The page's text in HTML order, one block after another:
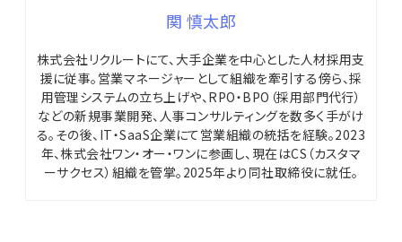
関 慎太郎
株式会社リクルートにて、大手企業を中心とした人材採用支
援に従事。営業マネージャーとして組織を牽引する傍ら、採
用管理システムの立ち上げや、RPO・BPO（採用部門代行）
などの新規事業開発、人事コンサルティングを数多く手がけ
る。その後、IT・SaaS企業にて営業組織の統括を経験。2023
年、株式会社ワン・オー・ワンに参画し、現在はCS（カスタマ
ーサクセス）組織を管掌。2025年より同社取締役に就任。